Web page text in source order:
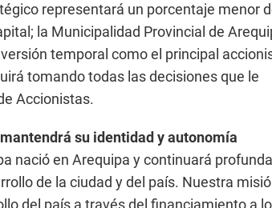
representará un porcentaje menor
la Municipalidad Provincial de
temporal como el principal
tomando todas las decisiones que le
Accionistas.
su identidad y autonomía
nació en Arequipa y continuará
de la ciudad y del país. Nuestra